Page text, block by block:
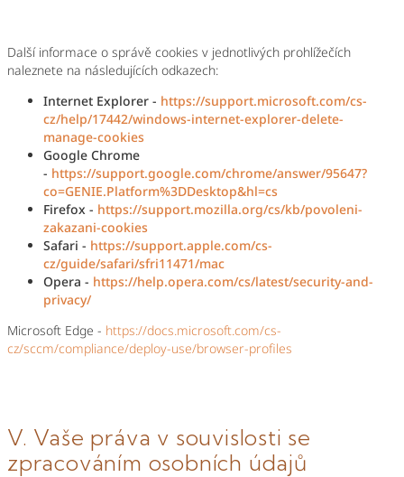
Další informace o správě cookies v jednotlivých prohlížečích
naleznete na následujících odkazech:
Internet Explorer - https://support.microsoft.com/cs-
cz/help/17442/windows-internet-explorer-delete-
manage-cookies
Google Chrome
- https://support.google.com/chrome/answer/95647?
co=GENIE.Platform%3DDesktop&hl=cs
Firefox - https://support.mozilla.org/cs/kb/povoleni-
zakazani-cookies
Safari - https://support.apple.com/cs-
cz/guide/safari/sfri11471/mac
Opera - https://help.opera.com/cs/latest/security-and-
privacy/
Microsoft Edge - https://docs.microsoft.com/cs-
cz/sccm/compliance/deploy-use/browser-profiles
V. Vaše práva v souvislosti se
zpracováním osobních údajů